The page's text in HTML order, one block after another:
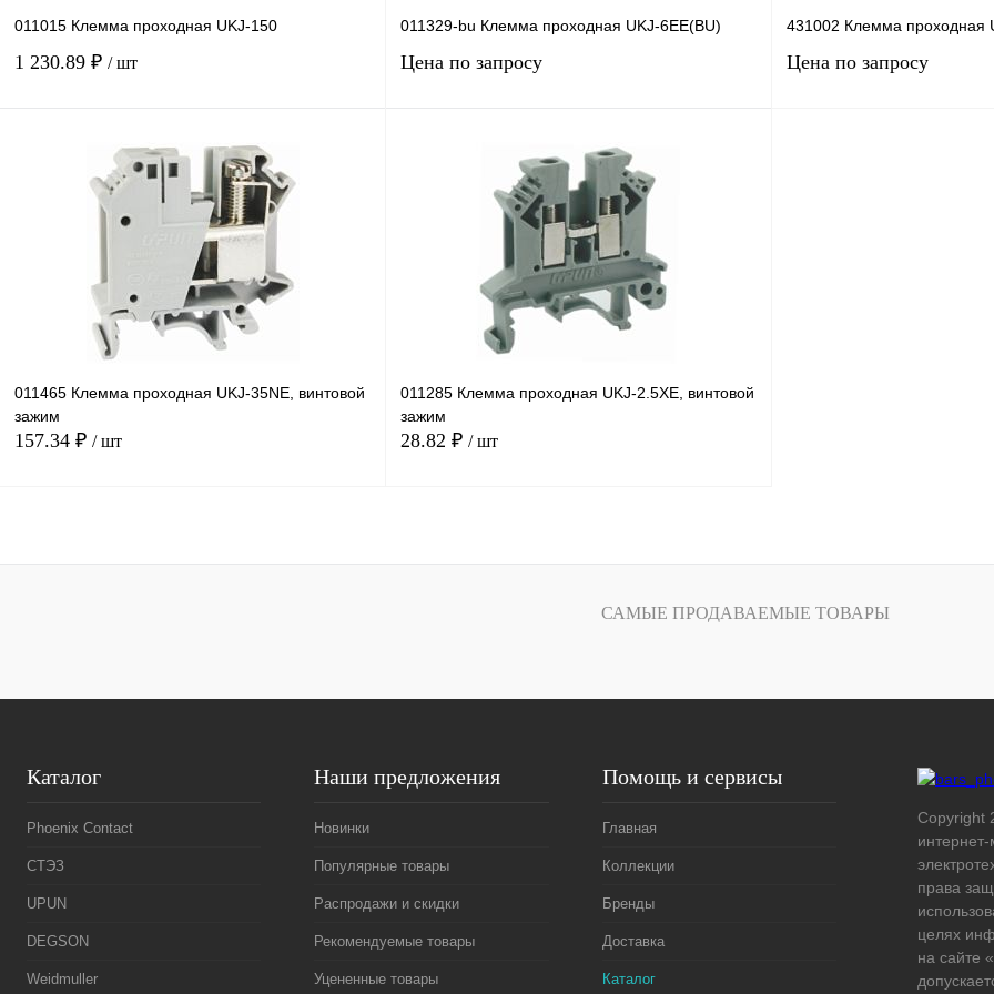
011015 Клемма проходная UKJ-150
1 230.89 ₽ / шт
В корзину
Купить в 1 клик Сравнение
Под заказ
011329-bu Клемма проходная UKJ-6EE(BU)
Цена по запросу
Запросить цену
Сравнение
В избранное Под заказ
431002 Клемма проходная
Цена по запросу
011465 Клемма проходная UKJ-35NE, винтовой
зажим
157.34 ₽ / шт
011285 Клемма проходная UKJ-2.5XE, винтовой
зажим
28.82 ₽ / шт
САМЫЕ ПРОДАВАЕМЫЕ ТОВАРЫ
Каталог
Phoenix Contact
СТЭЗ
UPUN
DEGSON
Weidmuller
Наши предложения
Новинки
Популярные товары
Распродажи и скидки
Рекомендуемые товары
Уцененные товары
Помощь и сервисы
Главная
Коллекции
Бренды
Доставка
Каталог
Copyright
интернет-
права
целях
на сайте